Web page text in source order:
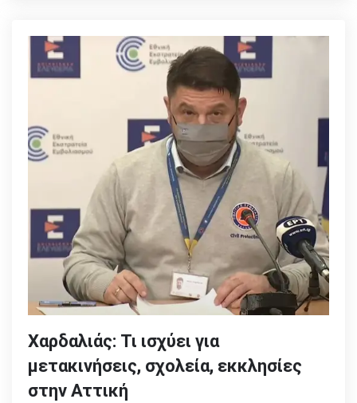
Χαρδαλιάς: Τι ισχύει για
μετακινήσεις, σχολεία, εκκλησίες
στην Αττική